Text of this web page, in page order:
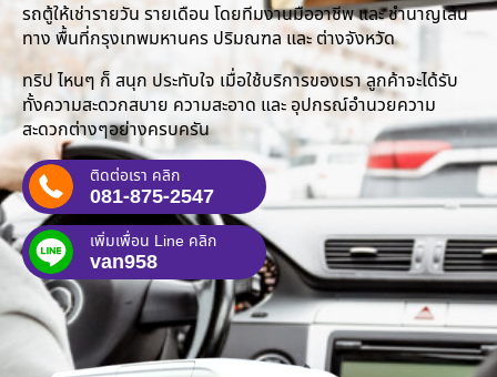
รถตู้ให้เช่ารายวัน รายเดือน โดยทีมงานมืออาชีพ และ ชำนาญเส้น
ทาง พื้นที่กรุงเทพมหานคร ปริมณฑล และ ต่างจังหวัด
ทริป ไหนๆ ก็ สนุก ประทับใจ เมื่อใช้บริการของเรา ลูกค้าจะได้รับ
ทั้งความสะดวกสบาย ความสะอาด และ อุปกรณ์อำนวยความ
สะดวกต่างๆอย่างครบครัน
ติดต่อเรา คลิก
081-875-2547
เพิ่มเพื่อน Line คลิก
van958